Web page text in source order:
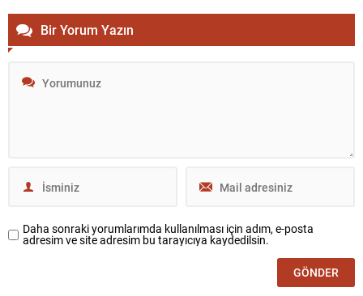
Bir Yorum Yazın
Daha sonraki yorumlarımda kullanılması için adım, e-posta
adresim ve site adresim bu tarayıcıya kaydedilsin.